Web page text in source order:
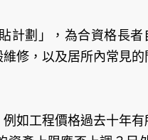
計劃」，為合資格長
修，以及居所內常見
如工程價格過去十年